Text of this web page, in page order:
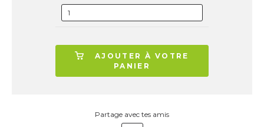
AJOUTER À VOTRE
PANIER
Partage avec tes amis